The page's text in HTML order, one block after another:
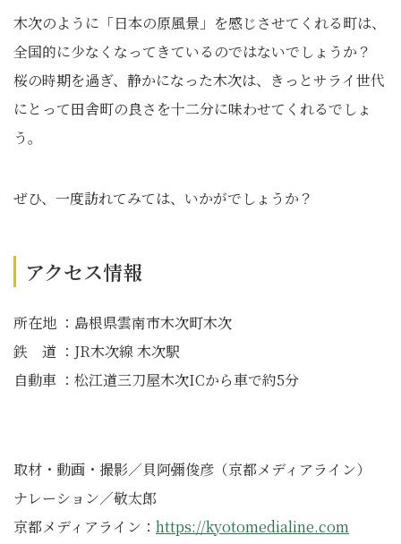
木次のように「日本の原風景」を感じさせてくれる町は、
全国的に少なくなってきているのではないでしょうか？
桜の時期を過ぎ、静かになった木次は、きっとサライ世代
にとって田舎町の良さを十二分に味わせてくれるでしょ
う。
ぜひ、一度訪れてみては、いかがでしょうか？
アクセス情報
所在地 ：島根県雲南市木次町木次
鉄 道 ：JR木次線 木次駅
自動車 ：松江道三刀屋木次ICから車で約5分
取材・動画・撮影／貝阿彌俊彦（京都メディアライン）
ナレーション／敬太郎
京都メディアライン： https://kyotomedialine.com